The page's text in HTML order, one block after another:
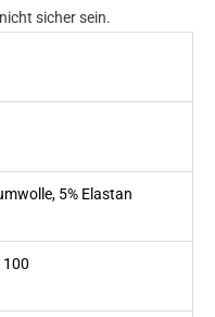
sicher sein.
5% Elastan
100